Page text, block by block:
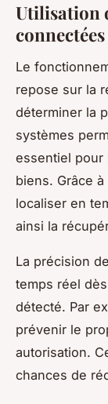
Utilisation
connectées
Le
repose sur la
déterminer la
systèmes
essentiel pour
biens. Grâce
localiser en
ainsi la
La précision
temps réel
détecté. Par
prévenir le
autorisation.
chances de